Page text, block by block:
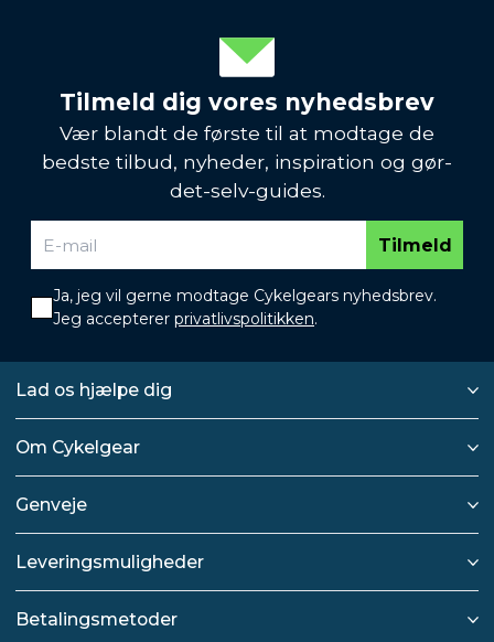
Tilmeld dig vores nyhedsbrev
Vær blandt de første til at modtage de
bedste tilbud, nyheder, inspiration og gør-
det-selv-guides.
Tilmeld
Ja, jeg vil gerne modtage Cykelgears nyhedsbrev.
Jeg accepterer privatlivspolitikken.
Lad os hjælpe dig
Om Cykelgear
Genveje
Leveringsmuligheder
Betalingsmetoder